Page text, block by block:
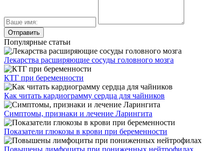
Популярные статьи
Лекарства расширяющие сосуды головного мозга
КТГ при беременности
Как читать кардиограмму сердца для чайников
Симптомы, признаки и лечение Ларингита
Показатели глюкозы в крови при беременности